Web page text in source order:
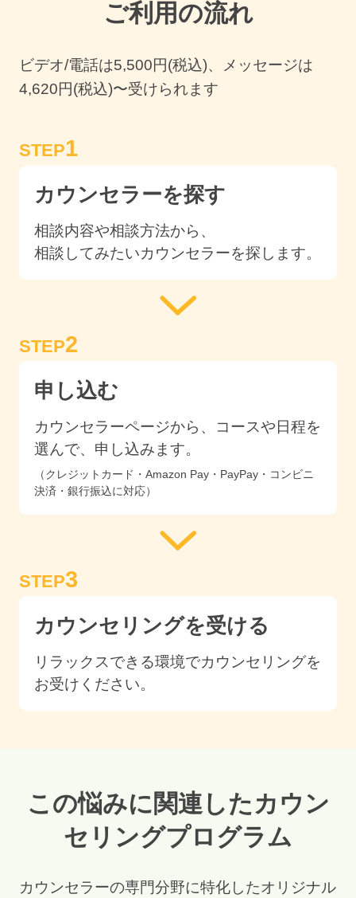
ご利用の流れ
ビデオ/電話は5,500円(税込)、メッセージは
4,620円(税込)〜受けられます
STEP1
カウンセラーを探す
相談内容や相談方法から、
相談してみたいカウンセラーを探します。
STEP2
申し込む
カウンセラーページから、コースや日程を
選んで、申し込みます。
（クレジットカード・Amazon Pay・PayPay・コンビニ
決済・銀行振込に対応）
STEP3
カウンセリングを受ける
リラックスできる環境でカウンセリングを
お受けください。
この悩みに関連したカウン
セリングプログラム
カウンセラーの専門分野に特化したオリジナル